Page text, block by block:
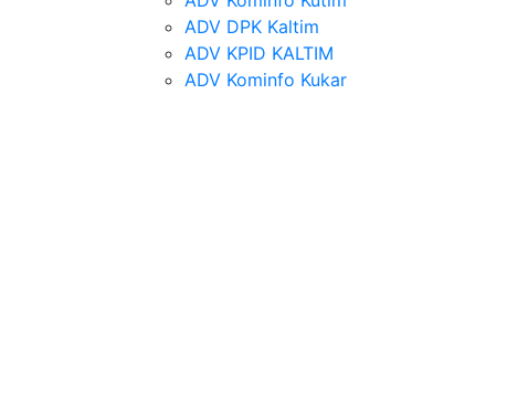
ADV DPK Kaltim
ADV KPID KALTIM
ADV Kominfo Kukar